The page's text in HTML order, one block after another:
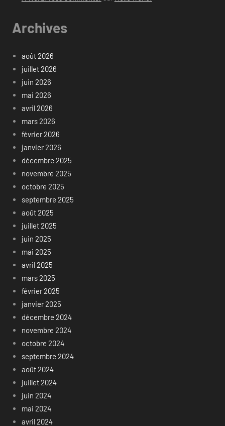
Archives
août 2026
juillet 2026
juin 2026
mai 2026
avril 2026
mars 2026
février 2026
janvier 2026
décembre 2025
novembre 2025
octobre 2025
septembre 2025
août 2025
juillet 2025
juin 2025
mai 2025
avril 2025
mars 2025
février 2025
janvier 2025
décembre 2024
novembre 2024
octobre 2024
septembre 2024
août 2024
juillet 2024
juin 2024
mai 2024
avril 2024